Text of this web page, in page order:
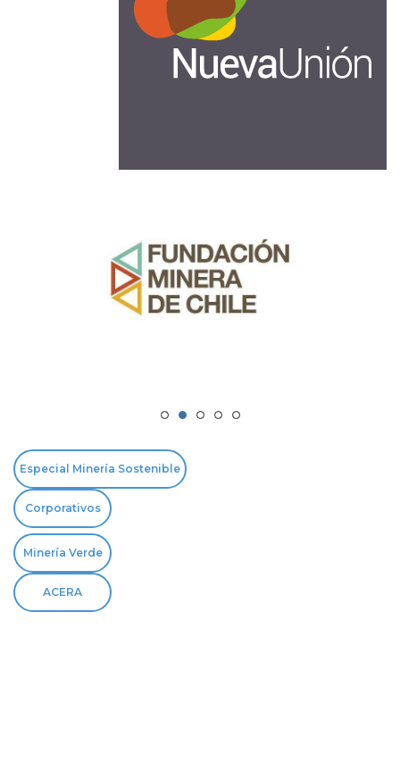
Especial Minería Sostenible
Corporativos
Minería Verde
ACERA